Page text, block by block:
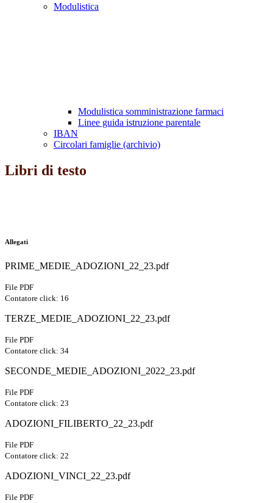
Modulistica
Modulistica somministrazione farmaci
Linee guida istruzione parentale
IBAN
Circolari famiglie (archivio)
Libri di testo
Allegati
PRIME_MEDIE_ADOZIONI_22_23.pdf
File PDF
Contatore click: 16
TERZE_MEDIE_ADOZIONI_22_23.pdf
File PDF
Contatore click: 34
SECONDE_MEDIE_ADOZIONI_2022_23.pdf
File PDF
Contatore click: 23
ADOZIONI_FILIBERTO_22_23.pdf
File PDF
Contatore click: 22
ADOZIONI_VINCI_22_23.pdf
File PDF